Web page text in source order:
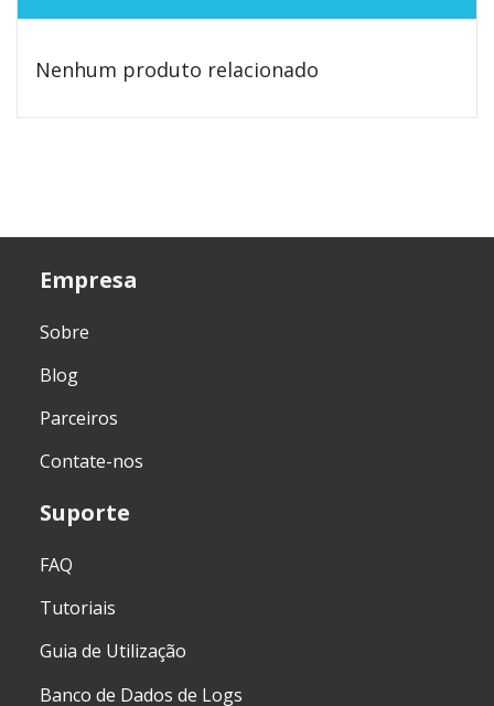
Nenhum produto relacionado
Empresa
Sobre
Blog
Parceiros
Contate-nos
Suporte
FAQ
Tutoriais
Guia de Utilização
Banco de Dados de Logs